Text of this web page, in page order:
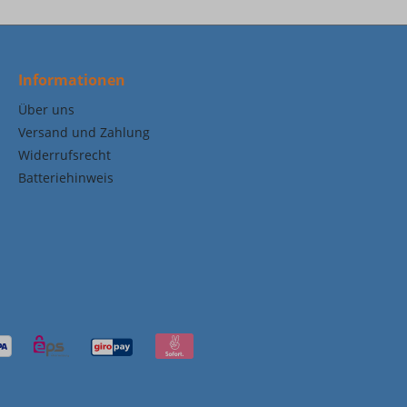
Informationen
Über uns
Versand und Zahlung
Widerrufsrecht
Batteriehinweis